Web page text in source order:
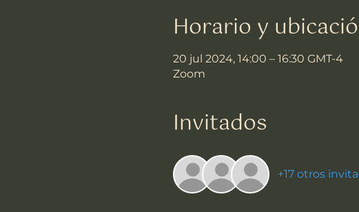
Horario y
20 jul 2024, 14:00 – 16:30 GMT-4
Zoom
Invitados
+17 otros